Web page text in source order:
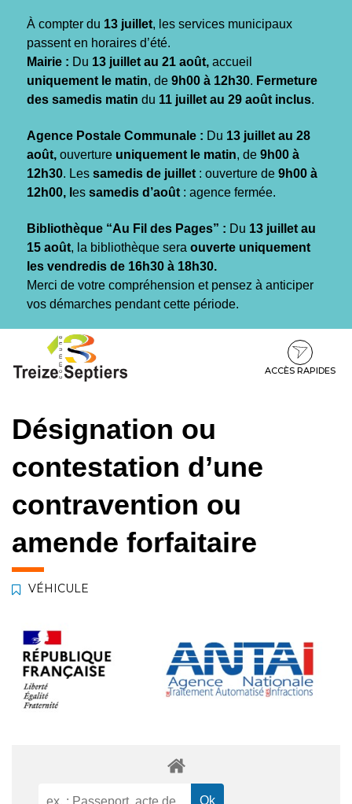
À compter du 13 juillet, les services municipaux
passent en horaires d’été.
Mairie : Du 13 juillet au 21 août, accueil
uniquement le matin, de 9h00 à 12h30. Fermeture
des samedis matin du 11 juillet au 29 août inclus.
Agence Postale Communale : Du 13 juillet au 28
août, ouverture uniquement le matin, de 9h00 à
12h30. Les samedis de juillet : ouverture de 9h00 à
12h00, l es samedis d’août : agence fermée.
Bibliothèque “Au Fil des Pages” : Du 13 juillet au
15 août, la bibliothèque sera ouverte uniquement
les vendredis de 16h30 à 18h30.
Merci de votre compréhension et pensez à anticiper
vos démarches pendant cette période.
contenu
pied
ACCÈS RAPIDES
Désignation ou
contestation d’une
contravention ou
amende forfaitaire
VÉHICULE